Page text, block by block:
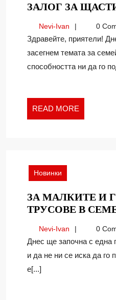
ЗАЛОГ ЗА
Nevi-IvanNevi-
Ivan
0
Здравейте, приятели! Днес за пореден път ще
засегнем темата за
способността ни да го
READ MORE
MORE
Новинки
ЗА МАЛКИТЕ И
ТРУСОВЕ В
Nevi-IvanNevi-
Ivan
0
Днес ще започна с една притча, защото, колкото
и да не ни се иска да го
е[...]